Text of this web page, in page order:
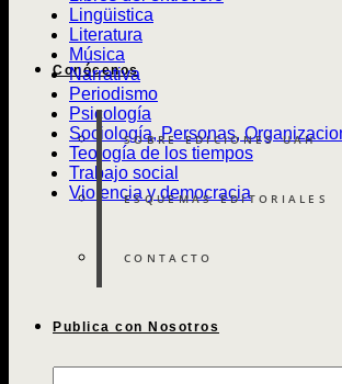
Conócenos
SOBRE EDICIONES UAH
ESQUEMAS EDITORIALES
CONTACTO
Publica con Nosotros
Lingüistica
Literatura
Música
Narrativa
Periodismo
Psicología
Sociología, Personas,
Teología de los tiempos
Trabajo social
Violencia y democracia